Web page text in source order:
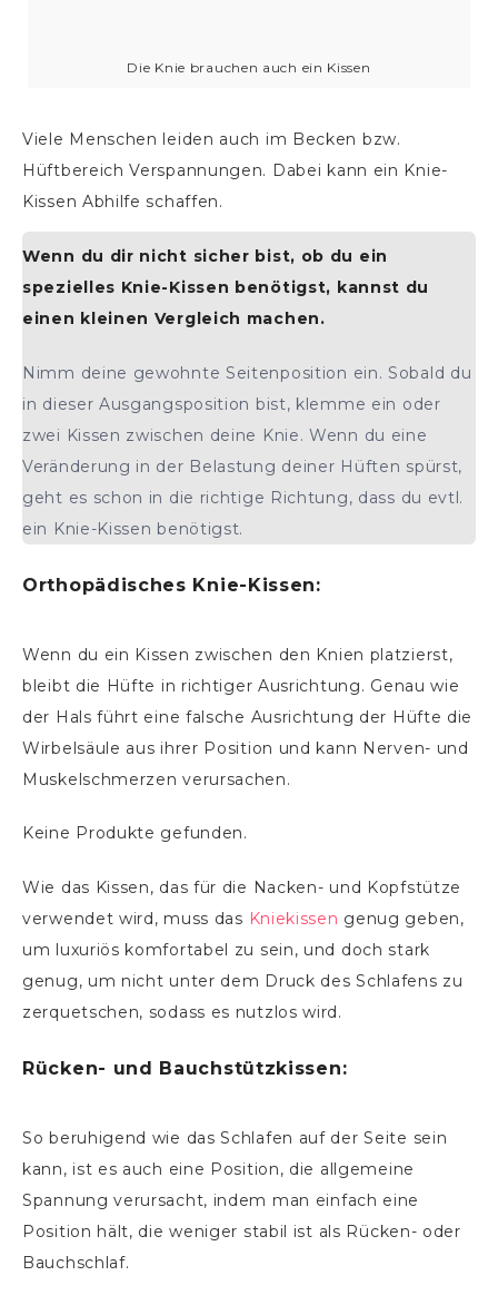
Die Knie brauchen auch ein Kissen
Viele Menschen leiden auch im Becken bzw.
Hüftbereich Verspannungen. Dabei kann ein Knie-
Kissen Abhilfe schaffen.
Wenn du dir nicht sicher bist, ob du ein
spezielles Knie-Kissen benötigst, kannst du
einen kleinen Vergleich machen.
Nimm deine gewohnte Seitenposition ein. Sobald du
in dieser Ausgangsposition bist, klemme ein oder
zwei Kissen zwischen deine Knie. Wenn du eine
Veränderung in der Belastung deiner Hüften spürst,
geht es schon in die richtige Richtung, dass du evtl.
ein Knie-Kissen benötigst.
Orthopädisches Knie-Kissen:
Wenn du ein Kissen zwischen den Knien platzierst,
bleibt die Hüfte in richtiger Ausrichtung. Genau wie
der Hals führt eine falsche Ausrichtung der Hüfte die
Wirbelsäule aus ihrer Position und kann Nerven- und
Muskelschmerzen verursachen.
Keine Produkte gefunden.
Wie das Kissen, das für die Nacken- und Kopfstütze
verwendet wird, muss das Kniekissen genug geben,
um luxuriös komfortabel zu sein, und doch stark
genug, um nicht unter dem Druck des Schlafens zu
zerquetschen, sodass es nutzlos wird.
Rücken- und Bauchstützkissen:
So beruhigend wie das Schlafen auf der Seite sein
kann, ist es auch eine Position, die allgemeine
Spannung verursacht, indem man einfach eine
Position hält, die weniger stabil ist als Rücken- oder
Bauchschlaf.